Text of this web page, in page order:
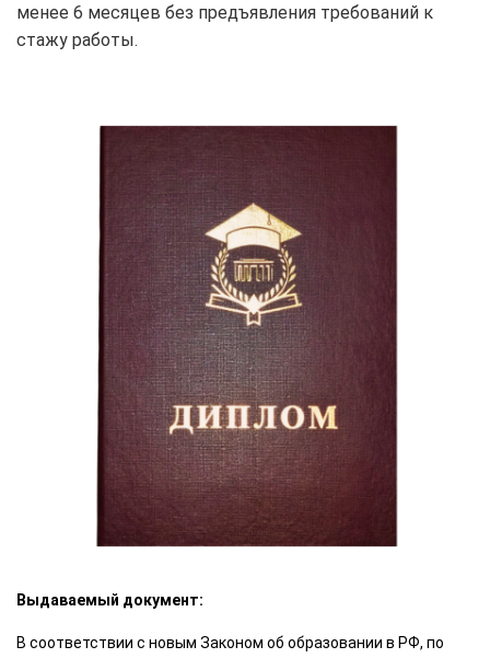
Выдаваемый документ:
В соответствии с новым Законом об образовании в РФ, по
менее 6 месяцев без предъявления требований к
стажу работы.